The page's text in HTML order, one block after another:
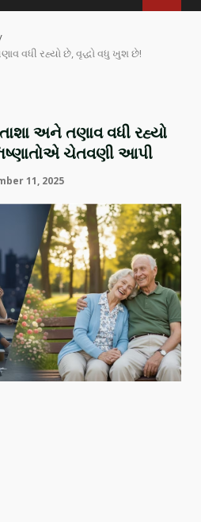
વધી રહ્યો છે, વૃદ્ધો વધુ ખુશ છે!
અને તણાવ વધી રહ્યો
ચેતવણી આપી
11, 2025